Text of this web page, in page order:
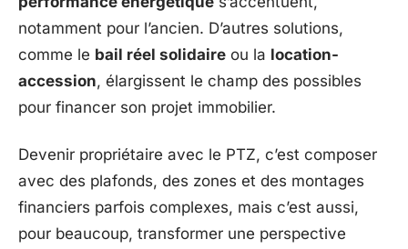
notamment pour l’ancien. D’autres solutions,
comme le bail réel solidaire ou la location-
accession, élargissent le champ des possibles
pour financer son projet immobilier.
Devenir propriétaire avec le PTZ, c’est composer
avec des plafonds, des zones et des montages
financiers parfois complexes, mais c’est aussi,
pour beaucoup, transformer une perspective